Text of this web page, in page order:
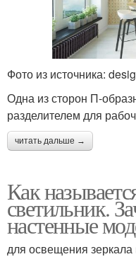
Фото из источника:
Одна из сторон П-
разделителем для
читать дальше →
Как
светильник.
настенные
для освещения